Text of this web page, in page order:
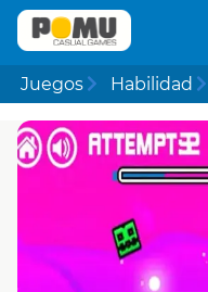
Juegos Habilidad